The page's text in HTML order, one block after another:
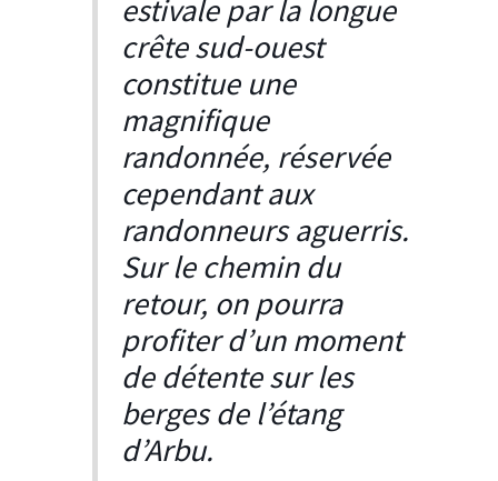
estivale par la longue
crête sud-ouest
constitue une
magnifique
randonnée, réservée
cependant aux
randonneurs aguerris.
Sur le chemin du
retour, on pourra
profiter d’un moment
de détente sur les
berges de l’étang
d’Arbu.